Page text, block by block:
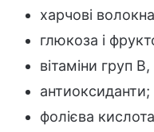
харчові
глюкоза і
вітаміни груп
антиоксиданти;
фолієва